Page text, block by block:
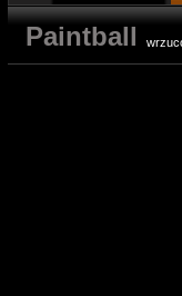
Paintball